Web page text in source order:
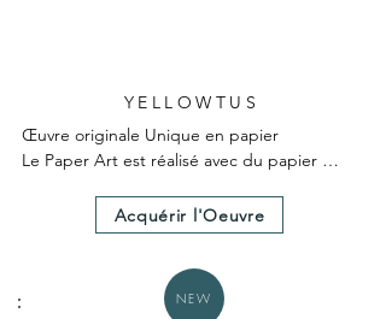
YELLOWTUS
Œuvre originale Unique en papier
Le Paper Art est réalisé avec du papier
Le Paper Art a nécessité 25 heures environ
de création.
Acquérir l'Oeuvre
NEW